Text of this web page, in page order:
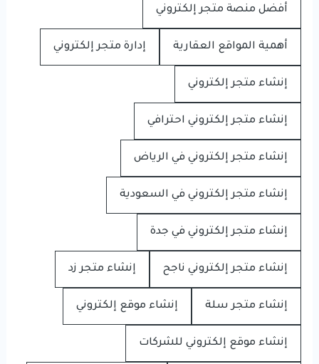
أفضل منصة متجر إلكتروني
أهمية المواقع العقارية إدارة متجر إلكتروني
إنشاء متجر إلكتروني
إنشاء متجر إلكتروني احترافي
إنشاء متجر إلكتروني في الرياض
إنشاء متجر إلكتروني في السعودية
إنشاء متجر إلكتروني في جدة
إنشاء متجر إلكتروني ناجح إنشاء متجر زد
إنشاء متجر سلة إنشاء موقع إلكتروني
إنشاء موقع إلكتروني للشركات